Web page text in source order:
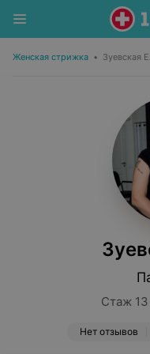
Женская стрижка • Зуевская
Стаж
Нет отзывов